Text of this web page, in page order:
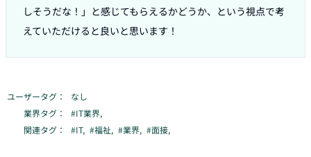
しそうだな！」と感じてもらえるかどうか、という視点で考
えていただけると良いと思います！
ユーザータグ：
なし
業界タグ：
#IT業界,
関連タグ：
#IT, #福祉, #業界, #面接,